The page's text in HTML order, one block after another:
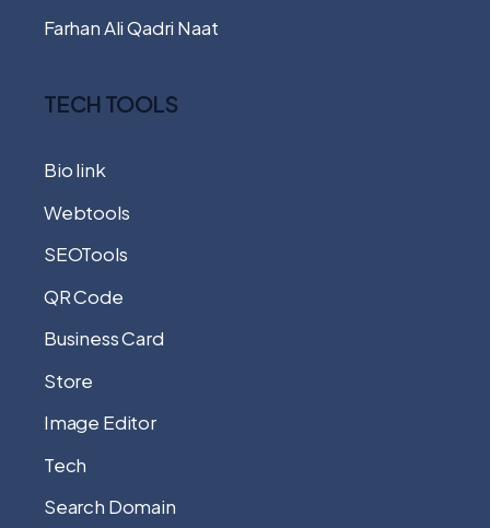
Farhan Ali Qadri Naat
TECH TOOLS
Bio link
Webtools
SEOTools
QR Code
Business Card
Store
Image Editor
Tech
Search Domain